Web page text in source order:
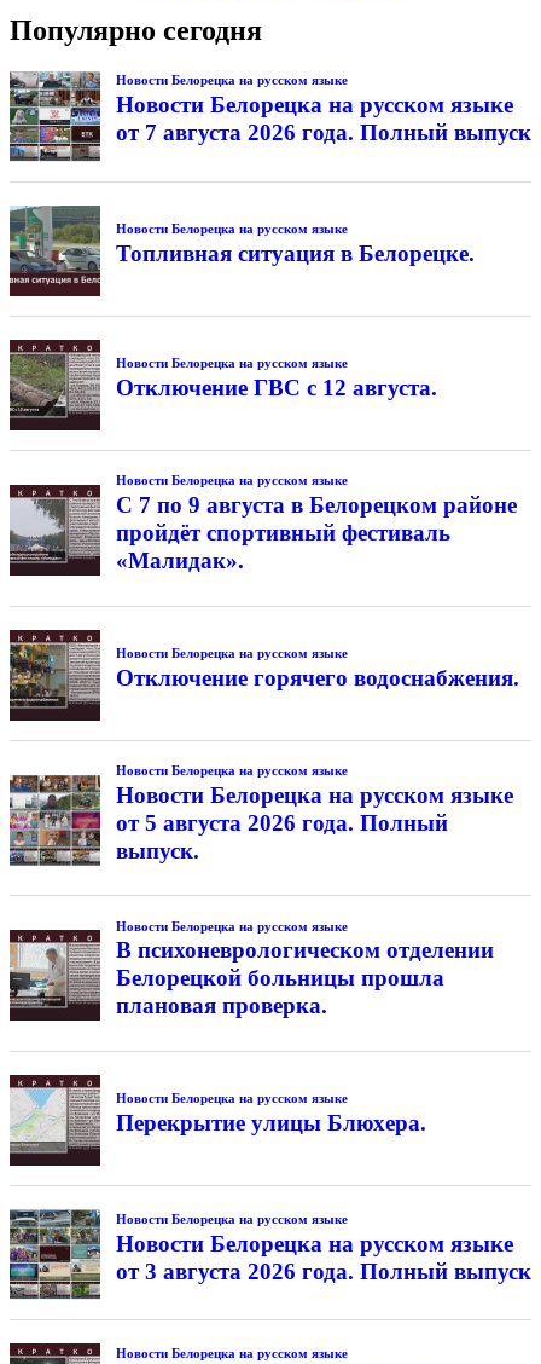
Популярно сегодня
Новости Белорецка на русском языке
Новости Белорецка на русском языке
от 7 августа 2026 года. Полный выпуск
Новости Белорецка на русском языке
Топливная ситуация в Белорецке.
Новости Белорецка на русском языке
Отключение ГВС с 12 августа.
Новости Белорецка на русском языке
С 7 по 9 августа в Белорецком районе
пройдёт спортивный фестиваль
«Малидак».
Новости Белорецка на русском языке
Отключение горячего водоснабжения.
Новости Белорецка на русском языке
Новости Белорецка на русском языке
от 5 августа 2026 года. Полный
выпуск.
Новости Белорецка на русском языке
В психоневрологическом отделении
Белорецкой больницы прошла
плановая проверка.
Новости Белорецка на русском языке
Перекрытие улицы Блюхера.
Новости Белорецка на русском языке
Новости Белорецка на русском языке
от 3 августа 2026 года. Полный выпуск
Новости Белорецка на русском языке